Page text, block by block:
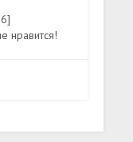
нравится!